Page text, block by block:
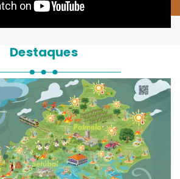
Destaques